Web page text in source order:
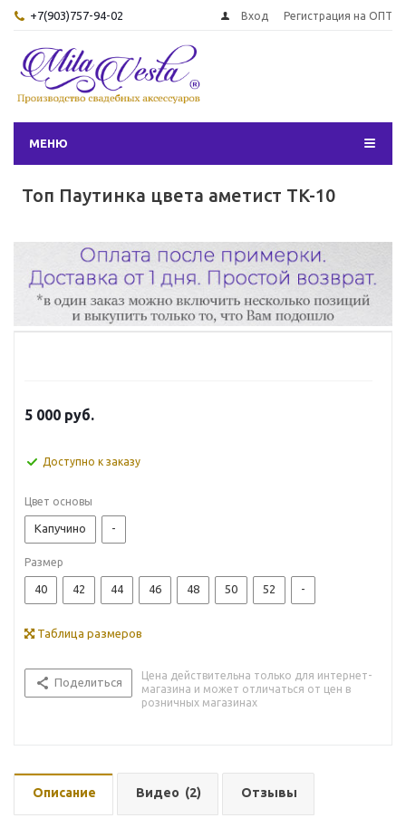
+7(903)757-94-02 Вход Регистрация на ОПТ
МЕНЮ
Топ Паутинка цвета аметист TK-10
5 000 руб.
Доступно к заказу
Цвет основы
Капучино -
Размер
40 42 44 46 48 50 52 -
Таблица размеров
Поделиться
Цена действительна только для интернет-
магазина и может отличаться от цен в
розничных магазинах
Описание Видео (2) Отзывы